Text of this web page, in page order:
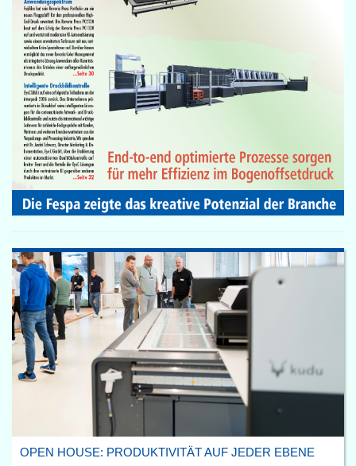
OPEN HOUSE: PRODUKTIVITÄT AUF JEDER EBENE